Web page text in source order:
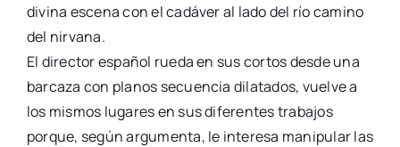
divina escena con el cadáver al lado del río camino
del nirvana.
El director español rueda en sus cortos desde una
barcaza con planos secuencia dilatados, vuelve a
los mismos lugares en sus diferentes trabajos
porque, según argumenta, le interesa manipular las